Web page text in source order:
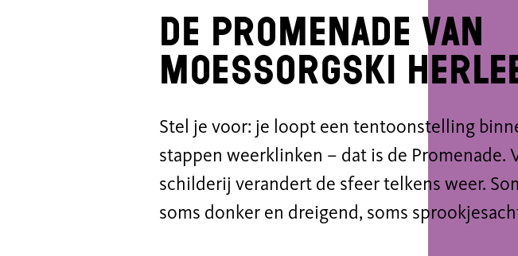
De Promenade van
Moessorgski
Stel je voor: je loopt een tentoonstelling
stappen weerklinken – dat is de Promenade.
schilderij verandert de sfeer telkens weer.
soms donker en dreigend, soms